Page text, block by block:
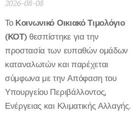
2026-08-08
Το Κοινωνικό Οικιακό Τιμολόγιο
(ΚΟΤ) θεσπίστηκε για την
προστασία των ευπαθών ομάδων
καταναλωτών και παρέχεται
σύμφωνα με την Απόφαση του
Υπουργείου Περιβάλλοντος,
Ενέργειας και Κλιματικής Αλλαγής.